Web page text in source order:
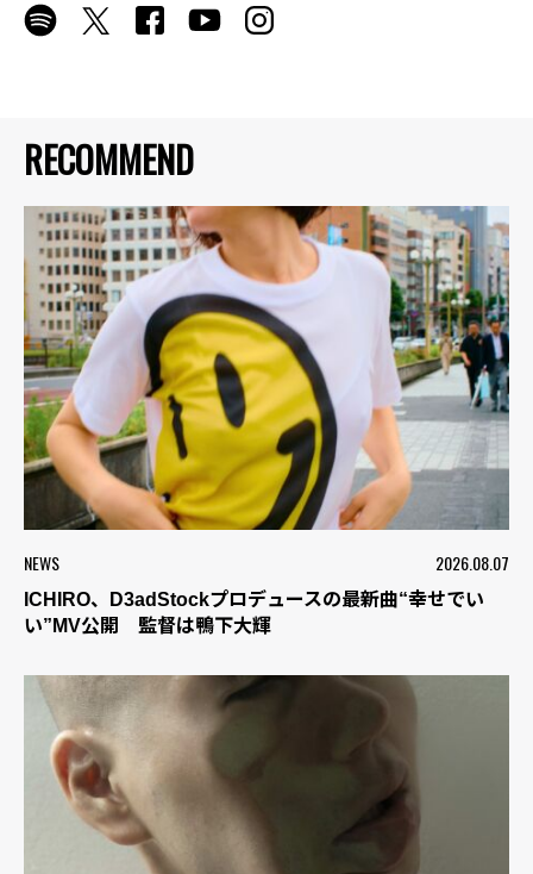
RECOMMEND
NEWS 2026.08.07
ICHIRO、D3adStockプロデュースの最新曲“幸せでい
い”MV公開 監督は鴨下大輝